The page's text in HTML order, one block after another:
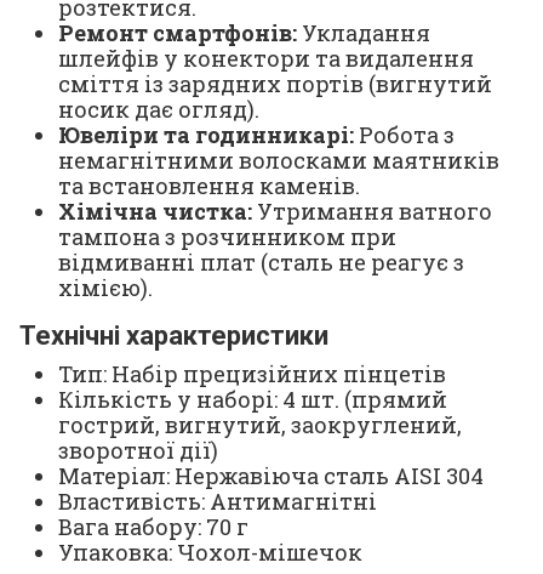
розтектися.
Ремонт смартфонів: Укладання
шлейфів у конектори та видалення
сміття із зарядних портів (вигнутий
носик дає огляд).
Ювеліри та годинникарі: Робота з
немагнітними волосками маятників
та встановлення каменів.
Хімічна чистка: Утримання ватного
тампона з розчинником при
відмиванні плат (сталь не реагує з
хімією).
Технічні характеристики
Тип: Набір прецизійних пінцетів
Кількість у наборі: 4 шт. (прямий
гострий, вигнутий, заокруглений,
зворотної дії)
Матеріал: Нержавіюча сталь AISI 304
Властивість: Антимагнітні
Вага набору: 70 г
Упаковка: Чохол-мішечок